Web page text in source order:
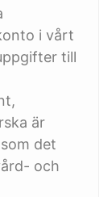
i vårt
till
är
det
och